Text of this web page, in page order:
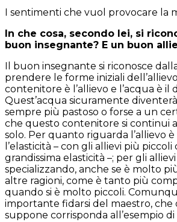
I sentimenti che vuol provocare la
In che cosa, secondo lei, si
buon insegnante? E un buon
Il buon insegnante si riconosce
prendere le forme iniziali
contenitore è l’allievo e l’acqua è il
Quest’acqua sicuramente
sempre più pastoso o forse a un
che questo contenitore si continui
solo. Per quanto riguarda l’allievo
l’elasticità – con gli allievi più piccoli
grandissima elasticità –; per gli
specializzando, anche se è molto
altre ragioni, come è tanto più
quando si è molto piccoli.
importante fidarsi del maestro, che
suppone corrisponda all’esempio